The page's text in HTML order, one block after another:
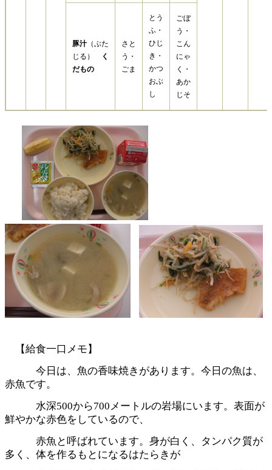
豚汁（ぶた
じる）
く
だもの
さと
う・
ごま
とう
ふ・
ひじ
き・
かつ
おぶ
し
ごぼ
う・
こん
にゃ
く・
あか
じそ
【給食一口メモ】
今日は、魚の香味焼きがあります。今日の魚は、
赤魚です。
水深500から700メートルの岩場にいます。表面が
鮮やかな赤色をしているので、
赤魚と呼ばれています。身が白く、タンパク質が
多く、体を作るもとになるはたらきが